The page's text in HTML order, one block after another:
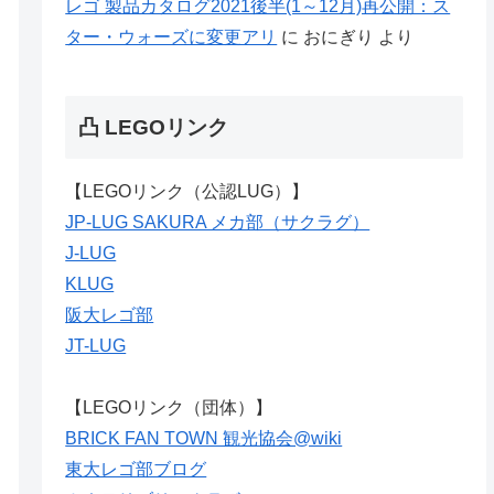
レゴ 製品カタログ2021後半(1～12月)再公開：ス
ター・ウォーズに変更アリ に おにぎり より
凸 LEGOリンク
【LEGOリンク（公認LUG）】
JP-LUG SAKURA メカ部（サクラグ）
J-LUG
KLUG
阪大レゴ部
JT-LUG
【LEGOリンク（団体）】
BRICK FAN TOWN 観光協会@wiki
東大レゴ部ブログ